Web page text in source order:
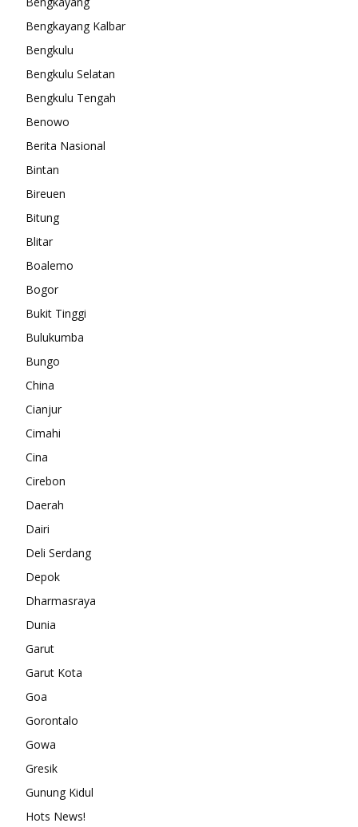
Bengkayang Kalbar
Bengkulu
Bengkulu Selatan
Bengkulu Tengah
Benowo
Berita Nasional
Bintan
Bireuen
Bitung
Blitar
Boalemo
Bogor
Bukit Tinggi
Bulukumba
Bungo
China
Cianjur
Cimahi
Cina
Cirebon
Daerah
Dairi
Deli Serdang
Depok
Dharmasraya
Dunia
Garut
Garut Kota
Goa
Gorontalo
Gowa
Gresik
Gunung Kidul
Hots News!